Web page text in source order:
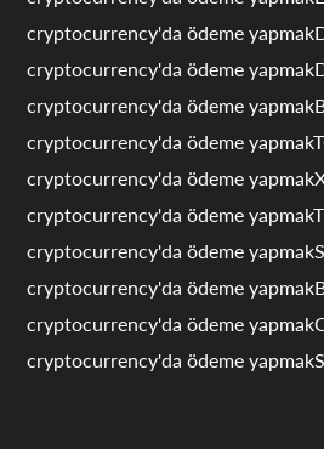
cryptocurrency'da ödeme
cryptocurrency'da ödeme
cryptocurrency'da ödeme
cryptocurrency'da ödeme
cryptocurrency'da ödeme
cryptocurrency'da ödeme
cryptocurrency'da ödeme
cryptocurrency'da ödeme
cryptocurrency'da ödeme
cryptocurrency'da ödeme